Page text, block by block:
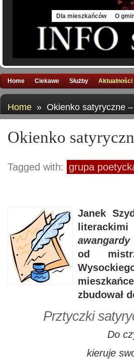
Dla mieszkańców O
Home Ciekawe Służby Aktualności
Home » Okienko satyryczne –
Okienko
Tagged with: grupa
Janek
od
zbudował
Prztyczki
Do
kieruje